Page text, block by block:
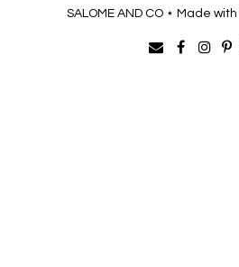
SALOME AND CO ⋆ Made